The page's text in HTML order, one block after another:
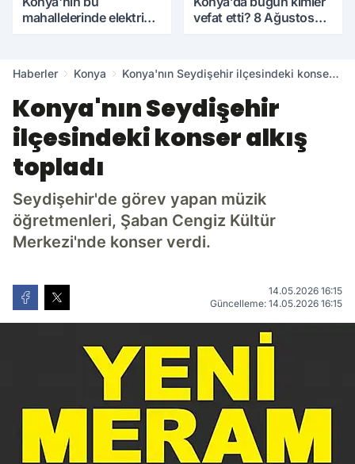
mahallelerinde elektrik
vefat etti? 8 Ağustos
Haberler Konya
Konya'nın Seydişehir ilçesindeki konser
Konya'nın Seydişehir
ilçesindeki konser alkış
topladı
Seydişehir'de görev yapan müzik
öğretmenleri, Şaban Cengiz Kültür
Merkezi'nde konser verdi.
14.05.2026 16:15
Güncelleme: 14.05.2026 16:15